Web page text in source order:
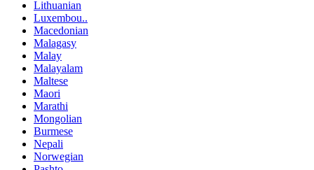
Lithuanian
Luxembou..
Macedonian
Malagasy
Malay
Malayalam
Maltese
Maori
Marathi
Mongolian
Burmese
Nepali
Norwegian